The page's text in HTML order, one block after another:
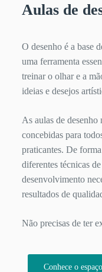
Aulas de
O desenho é a base
uma ferramenta
treinar o olhar e a
ideias e desejos
As aulas de
concebidas para
praticantes. De
diferentes técnicas
desenvolvimento
resultados de
Não precisas de ter
Conhece o espaço